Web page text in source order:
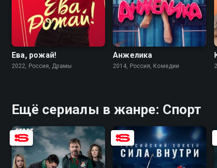
7.1 6.4
Ева, рожай!
2022, Россия, Драмы
6.9 5.6
Анжелика
2014, Россия, Комедии
Ещё сериалы в жанре: Спорт